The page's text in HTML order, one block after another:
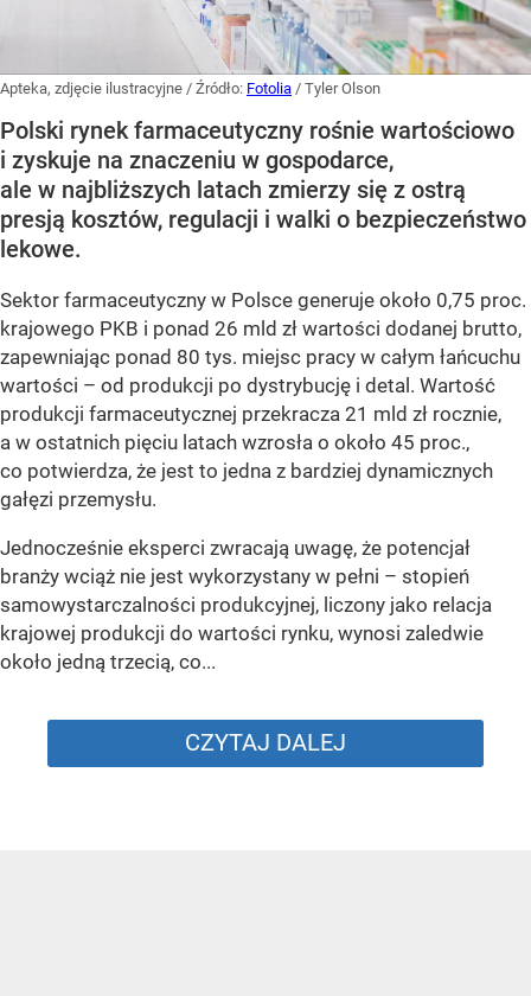
Apteka, zdjęcie ilustracyjne / Źródło: Fotolia / Tyler Olson
Polski rynek farmaceutyczny rośnie wartościowo
i zyskuje na znaczeniu w gospodarce,
ale w najbliższych latach zmierzy się z ostrą
presją kosztów, regulacji i walki o bezpieczeństwo
lekowe.
Sektor farmaceutyczny w Polsce generuje około 0,75 proc.
krajowego PKB i ponad 26 mld zł wartości dodanej brutto,
zapewniając ponad 80 tys. miejsc pracy w całym łańcuchu
wartości – od produkcji po dystrybucję i detal. Wartość
produkcji farmaceutycznej przekracza 21 mld zł rocznie,
a w ostatnich pięciu latach wzrosła o około 45 proc.,
co potwierdza, że jest to jedna z bardziej dynamicznych
gałęzi przemysłu.
Jednocześnie eksperci zwracają uwagę, że potencjał
branży wciąż nie jest wykorzystany w pełni – stopień
samowystarczalności produkcyjnej, liczony jako relacja
krajowej produkcji do wartości rynku, wynosi zaledwie
około jedną trzecią, co...
CZYTAJ DALEJ